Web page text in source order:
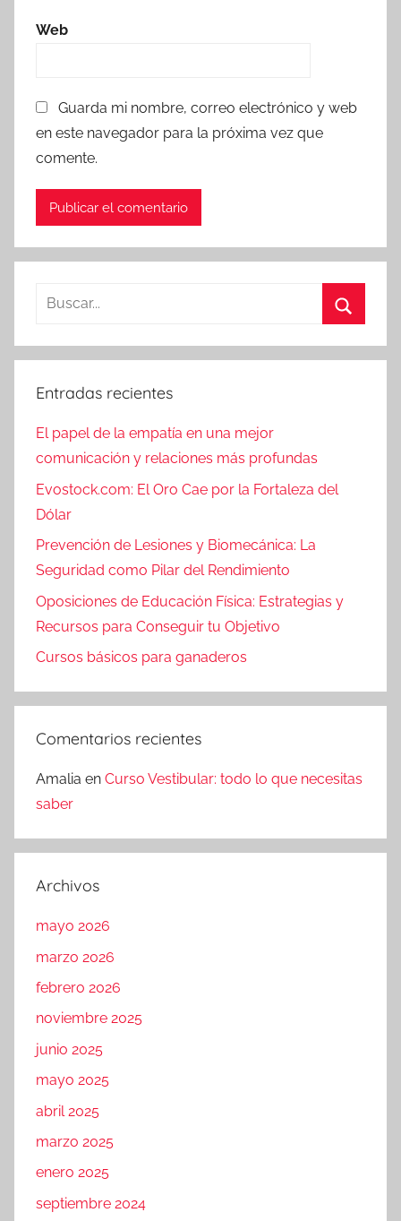
Web
Guarda mi nombre, correo electrónico y web
en este navegador para la próxima vez que
comente.
Buscar:
Entradas recientes
El papel de la empatía en una mejor
comunicación y relaciones más profundas
Evostock.com: El Oro Cae por la Fortaleza del
Dólar
Prevención de Lesiones y Biomecánica: La
Seguridad como Pilar del Rendimiento
Oposiciones de Educación Física: Estrategias y
Recursos para Conseguir tu Objetivo
Cursos básicos para ganaderos
Comentarios recientes
Amalia en Curso Vestibular: todo lo que necesitas
saber
Archivos
mayo 2026
marzo 2026
febrero 2026
noviembre 2025
junio 2025
mayo 2025
abril 2025
marzo 2025
enero 2025
septiembre 2024